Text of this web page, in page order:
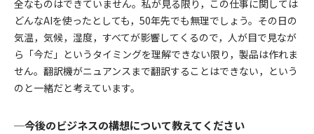
全なものはできていません。私が見る限り，この仕事に関しては
どんなAIを使ったとしても，50年先でも無理でしょう。その日の
気温，気候，湿度，すべてが影響してくるので，人が目で見なが
ら「今だ」というタイミングを理解できない限り，製品は作れま
せん。翻訳機がニュアンスまで翻訳することはできない，という
のと一緒だと考えています。
─今後のビジネスの構想について教えてください